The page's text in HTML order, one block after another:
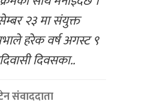
२३ मा संयुक्त
हरेक वर्ष अगस्ट ९
दिवसका..
संवाददाता